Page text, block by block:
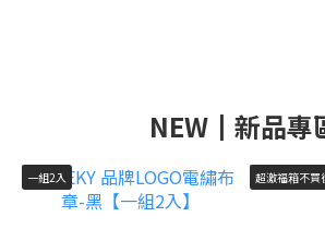
NEW┃新品專
一組2入 超激福箱不買